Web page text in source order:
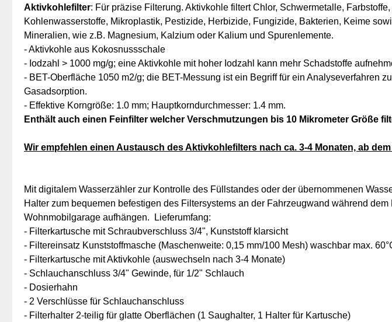
Aktivkohlefilter: Für präzise Filterung. Aktivkohle filtertChlor, Schwermetalle,
Kohlenwasserstoffe, Mikroplastik, Pestizide, Herbizide, Fungizide, Bakterien, Keime
Mineralien, wie z.B. Magnesium, Kalzium oder Kalium und Spurenlemente.
- Aktivkohle aus Kokosnussschale
- Iodzahl > 1000 mg/g; eine Aktivkohle mit hoher Iodzahl kann mehr Schadstoffe
- BET-Oberfläche 1050 m2/g; die BET-Messung ist ein Begriff für ein
Gasadsorption.
- Effektive Korngröße: 1.0 mm; Hauptkorndurchmesser: 1.4 mm.
Enthält auch einen Feinfilter welcher Verschmutzungen bis 10 Mikrometer Größe
Wir empfehlen einen Austausch des Aktivkohlefilters nach ca. 3-4 Monaten, ab
Mit digitalem Wasserzähler zur Kontrolle des Füllstandes oder der übernommenen
Halter zum bequemen befestigen des Filtersystems an der Fahrzeugwand während
Wohnmobilgarage aufhängen. Lieferumfang:
- Filterkartusche mit Schraubverschluss 3/4", Kunststoff klarsicht
- Filtereinsatz Kunststoffmasche (Maschenweite: 0,15 mm/100 Mesh) waschbar max.
- Filterkartusche mit Aktivkohle (auswechseln nach 3-4 Monate)
- Schlauchanschluss 3/4" Gewinde, für 1/2" Schlauch
- Dosierhahn
- 2 Verschlüsse für Schlauchanschluss
- Filterhalter 2-teilig für glatte Oberflächen (1 Saughalter, 1 Halter für Kartusche)